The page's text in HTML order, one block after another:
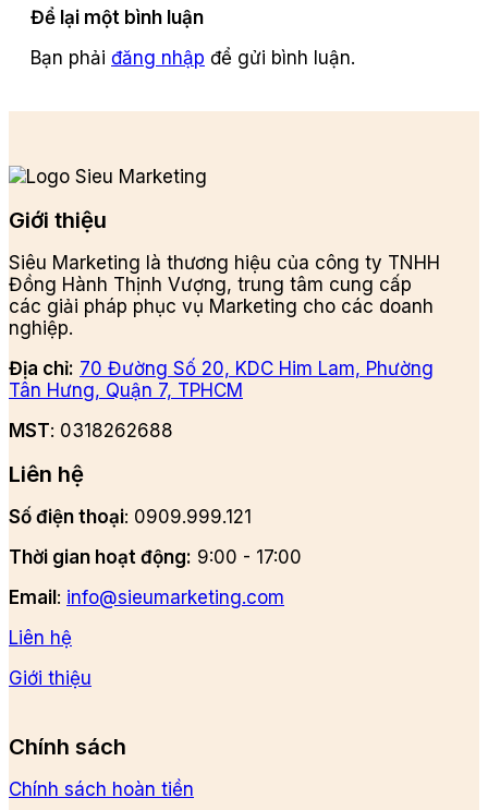
Để lại một bình luận
Bạn phải đăng nhập để gửi bình luận.
Giới thiệu
Siêu Marketing là thương hiệu của công ty TNHH
Đồng Hành Thịnh Vượng, trung tâm cung cấp
các giải pháp phục vụ Marketing cho các doanh
nghiệp.
Địa chỉ: 70 Đường Số 20, KDC Him Lam, Phường
Tân Hưng, Quận 7, TPHCM
MST: 0318262688
Liên hệ
Số điện thoại: 0909.999.121
Thời gian hoạt động: 9:00 - 17:00
Email: info@sieumarketing.com
Liên hệ
Giới thiệu
Chính sách
Chính sách hoàn tiền